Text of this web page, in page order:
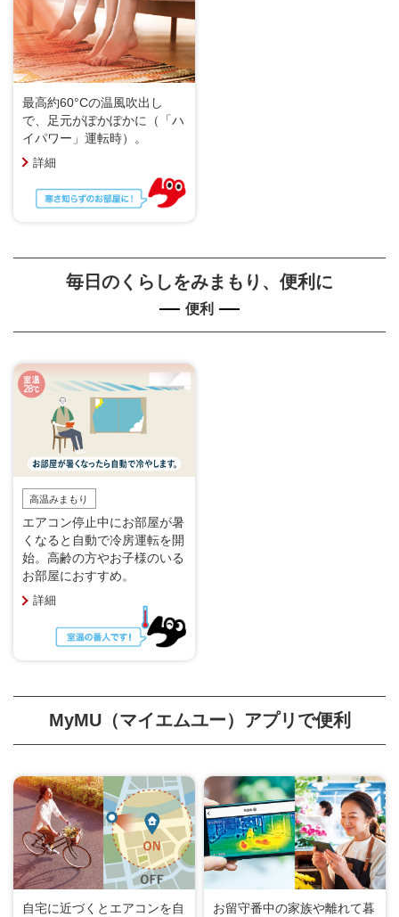
最高約60°Cの温風吹出し
で、足元がぽかぽかに（「ハ
イパワー」運転時）。
詳細
毎日のくらしをみまもり、便利に
便利
高温みまもり
エアコン停止中にお部屋が暑
くなると自動で冷房運転を開
始。高齢の方やお子様のいる
お部屋におすすめ。
詳細
MyMU（マイエムユー）アプリで便利
自宅に近づくとエアコンを自
お留守番中の家族や離れて暮